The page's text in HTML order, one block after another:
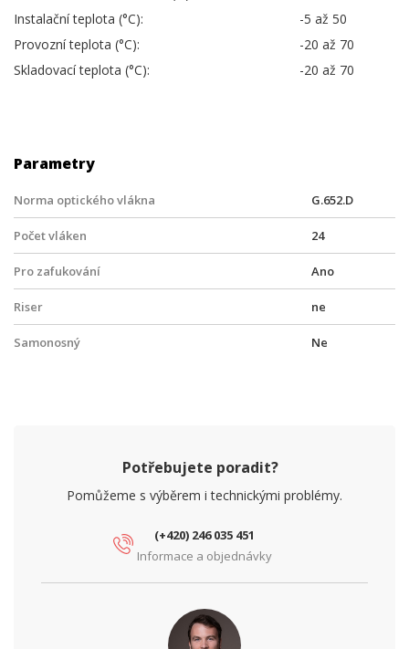
Instalační teplota (°C):
-5 až 50
Provozní teplota (°C):
-20 až 70
Skladovací teplota (°C):
-20 až 70
Parametry
Norma optického vlákna G.652.D
Počet vláken 24
Pro zafukování Ano
Riser ne
Samonosný Ne
Potřebujete poradit?
Pomůžeme s výběrem i technickými problémy.
(+420) 246 035 451
Informace a objednávky